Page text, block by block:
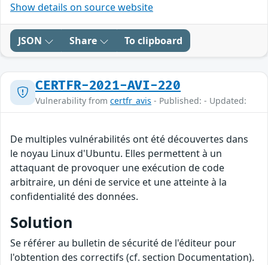
Show details on source website
JSON Share To clipboard
CERTFR-2021-AVI-220
Vulnerability from certfr_avis - Published: - Updated:
De multiples vulnérabilités ont été découvertes dans
le noyau Linux d'Ubuntu. Elles permettent à un
attaquant de provoquer une exécution de code
arbitraire, un déni de service et une atteinte à la
confidentialité des données.
Solution
Se référer au bulletin de sécurité de l'éditeur pour
l'obtention des correctifs (cf. section Documentation).